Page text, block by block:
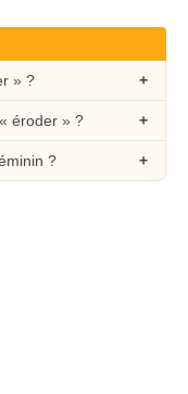
» ?
éroder » ?
?